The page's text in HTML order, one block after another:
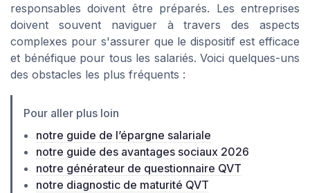
responsables doivent être préparés. Les entreprises
doivent souvent naviguer à travers des aspects
complexes pour s'assurer que le dispositif est efficace
et bénéfique pour tous les salariés. Voici quelques-uns
des obstacles les plus fréquents :
Pour aller plus loin
notre guide de l’épargne salariale
notre guide des avantages sociaux 2026
notre générateur de questionnaire QVT
notre diagnostic de maturité QVT